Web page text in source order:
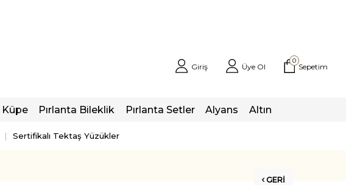
Giriş Üye Ol
0
Sepetim
Küpe Pırlanta Bileklik Pırlanta Setler Alyans Altın
Sertifikalı Tektaş Yüzükler
GERI